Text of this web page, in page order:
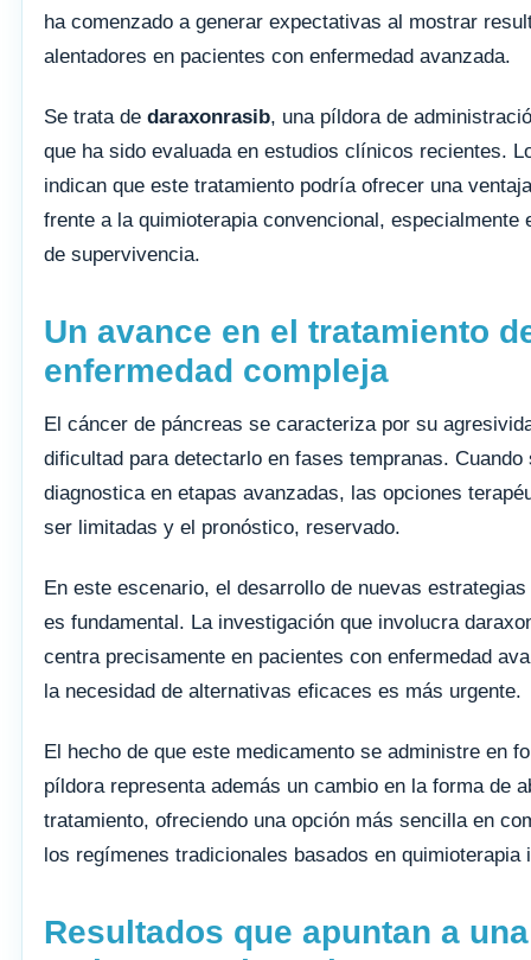
ha comenzado a generar expectativas al mostrar
alentadores en pacientes con enfermedad avanzada.
Se trata de daraxonrasib, una píldora de
que ha sido evaluada en estudios clínicos recientes.
indican que este tratamiento podría ofrecer una
frente a la quimioterapia convencional, especialmente
de supervivencia.
Un avance en el tratamiento
enfermedad compleja
El cáncer de páncreas se caracteriza por su
dificultad para detectarlo en fases tempranas. Cuando
diagnostica en etapas avanzadas, las opciones
ser limitadas y el pronóstico, reservado.
En este escenario, el desarrollo de nuevas
es fundamental. La investigación que involucra
centra precisamente en pacientes con enfermedad
la necesidad de alternativas eficaces es más urgente.
El hecho de que este medicamento se administre en
píldora representa además un cambio en la forma de
tratamiento, ofreciendo una opción más sencilla en
los regímenes tradicionales basados en quimioterapia
Resultados que apuntan a